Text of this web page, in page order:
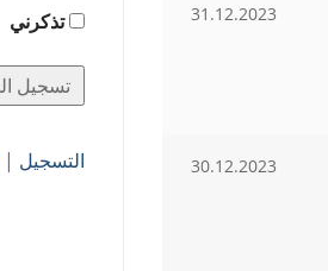
31.12.2023
30.12.2023
تذكرني
التسجيل |